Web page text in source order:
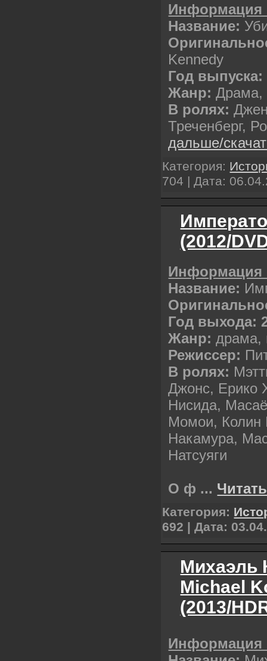
Название:
Kennedy
Год выпуска:
Жанр: Драма,
В ролях:
Треченберг,
дальше/
Категория:
704 | Дата:
(2012/
Название:
Год выхода:
Жанр: драма,
Режиссер:
В ролях:
Джонс, Ерико
Нисида,
Момои,
Накамура,
Натсуяги
О ф ...
Категория:
692 | Дата:
Михаэль
Michael
(2013/